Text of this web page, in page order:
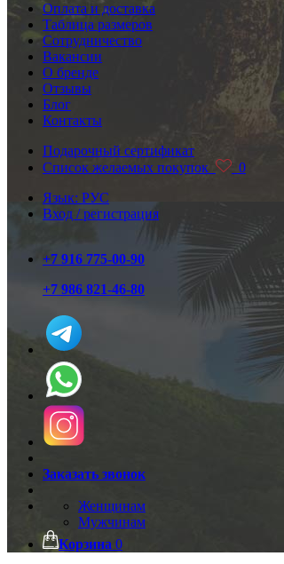
Оплата и доставка
Таблица размеров
Сотрудничество
Вакансии
О бренде
Отзывы
Блог
Контакты
Подарочный сертификат
Список желаемых покупок
0
Язык: РУС
Вход / регистрация
+7 916 775-00-90
+7 986 821-46-80
Заказать звонок
Женщинам
Мужчинам
Корзина 0